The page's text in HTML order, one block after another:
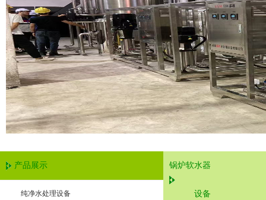
产品展示
纯净水处理设备
锅炉软水器
设备